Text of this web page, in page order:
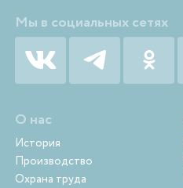
Мы в социальных сетях
О нас
История
Производство
Охрана труда